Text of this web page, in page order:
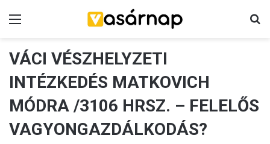
VÁCI VÉSZHELYZETI
INTÉZKEDÉS MATKOVICH
MÓDRA /3106 HRSZ. – FELELŐS
VAGYONGAZDÁLKODÁS?